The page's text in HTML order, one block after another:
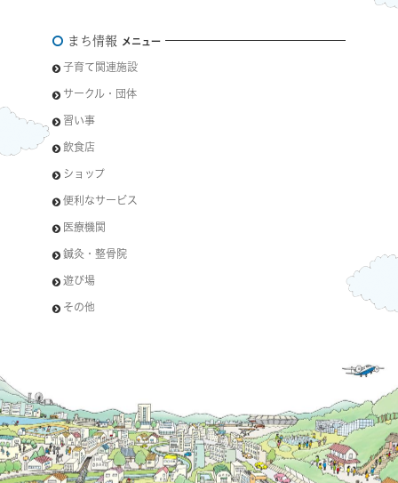
まち情報 メニュー
子育て関連施設
サークル・団体
習い事
飲食店
ショップ
便利なサービス
医療機関
鍼灸・整骨院
遊び場
その他